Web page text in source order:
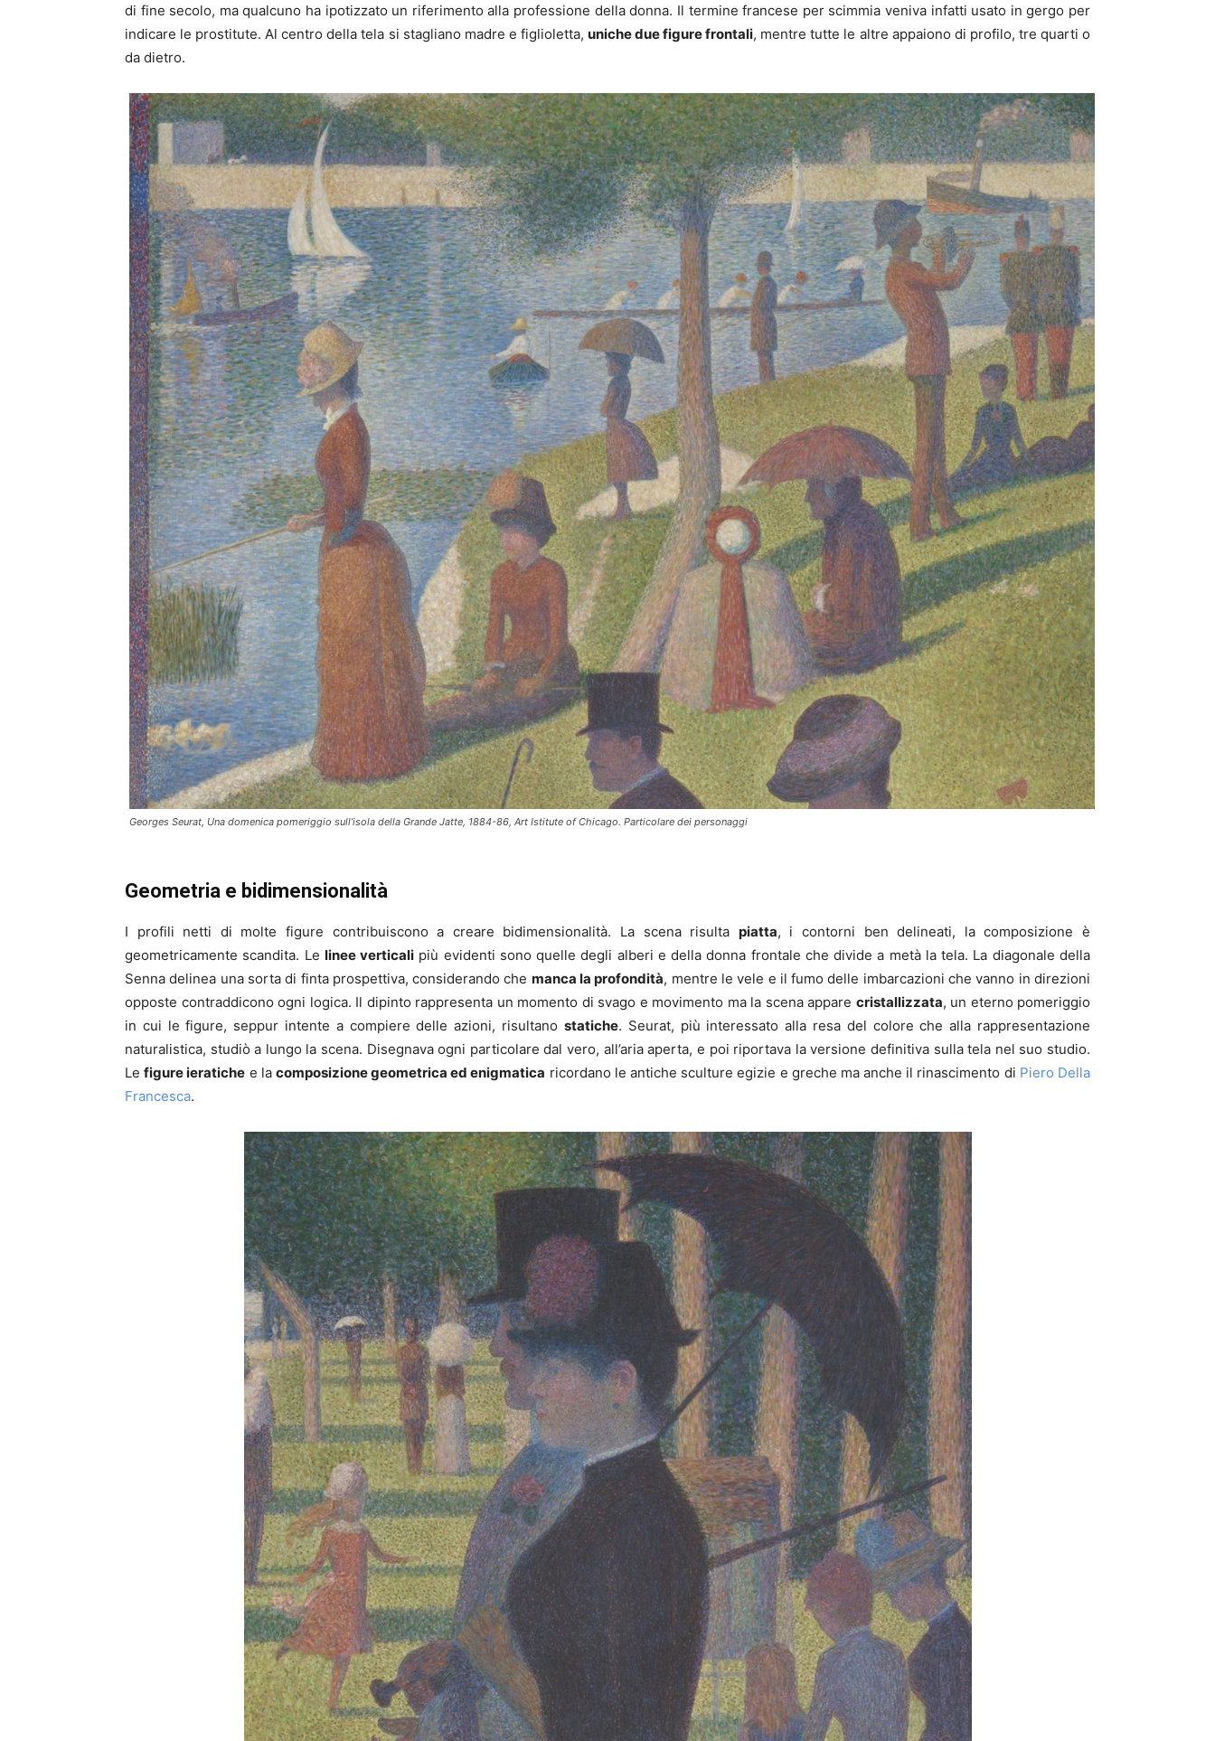
di fine secolo, ma qualcuno ha ipotizzato un riferimento alla professione della donna. Il termine francese per scimmia veniva infatti usato in gergo per
indicare le prostitute. Al centro della tela si stagliano madre e figlioletta, uniche due figure frontali, mentre tutte le altre appaiono di profilo, tre quarti o
da dietro.
Georges Seurat, Una domenica pomeriggio sull’isola della Grande Jatte, 1884-86, Art Istitute of Chicago. Particolare dei personaggi
Geometria e bidimensionalità
I profili netti di molte figure contribuiscono a creare bidimensionalità. La scena risulta piatta, i contorni ben delineati, la composizione è
geometricamente scandita. Le linee verticali più evidenti sono quelle degli alberi e della donna frontale che divide a metà la tela. La diagonale della
Senna delinea una sorta di finta prospettiva, considerando che manca la profondità, mentre le vele e il fumo delle imbarcazioni che vanno in direzioni
opposte contraddicono ogni logica. Il dipinto rappresenta un momento di svago e movimento ma la scena appare cristallizzata, un eterno pomeriggio
in cui le figure, seppur intente a compiere delle azioni, risultano statiche. Seurat, più interessato alla resa del colore che alla rappresentazione
naturalistica, studiò a lungo la scena. Disegnava ogni particolare dal vero, all’aria aperta, e poi riportava la versione definitiva sulla tela nel suo studio.
Lefigure ieratiche e la composizione geometrica ed enigmatica ricordano le antiche sculture egizie e greche ma anche il rinascimento di Piero Della
Francesca.